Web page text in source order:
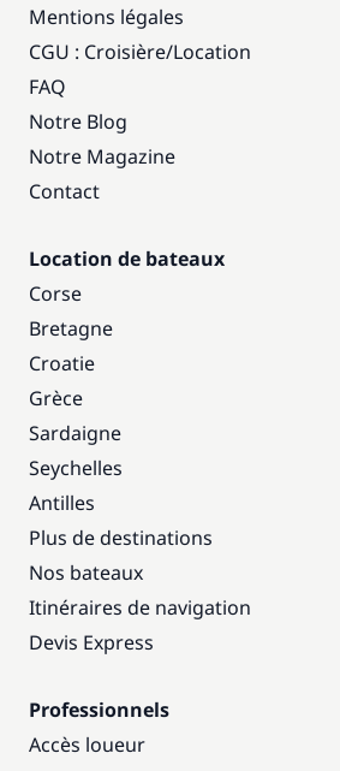
Mentions légales
CGU : Croisière/Location
FAQ
Notre Blog
Notre Magazine
Contact
Location de bateaux
Corse
Bretagne
Croatie
Grèce
Sardaigne
Seychelles
Antilles
Plus de destinations
Nos bateaux
Itinéraires de navigation
Devis Express
Professionnels
Accès loueur